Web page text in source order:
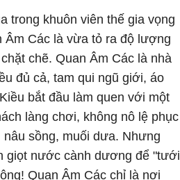
trong khuôn viên thế gia vọng
Âm Các là vừa tỏ ra độ lượng
chẽ. Quan Âm Các là nhà
đủ cả, tam qui ngũ giới, áo
bắt đầu làm quen với một
làng chơi, không nô lệ phục
sồng, muối dưa. Nhưng
giọt nước cành dương để "tưới
Quan Âm Các chỉ là nơi